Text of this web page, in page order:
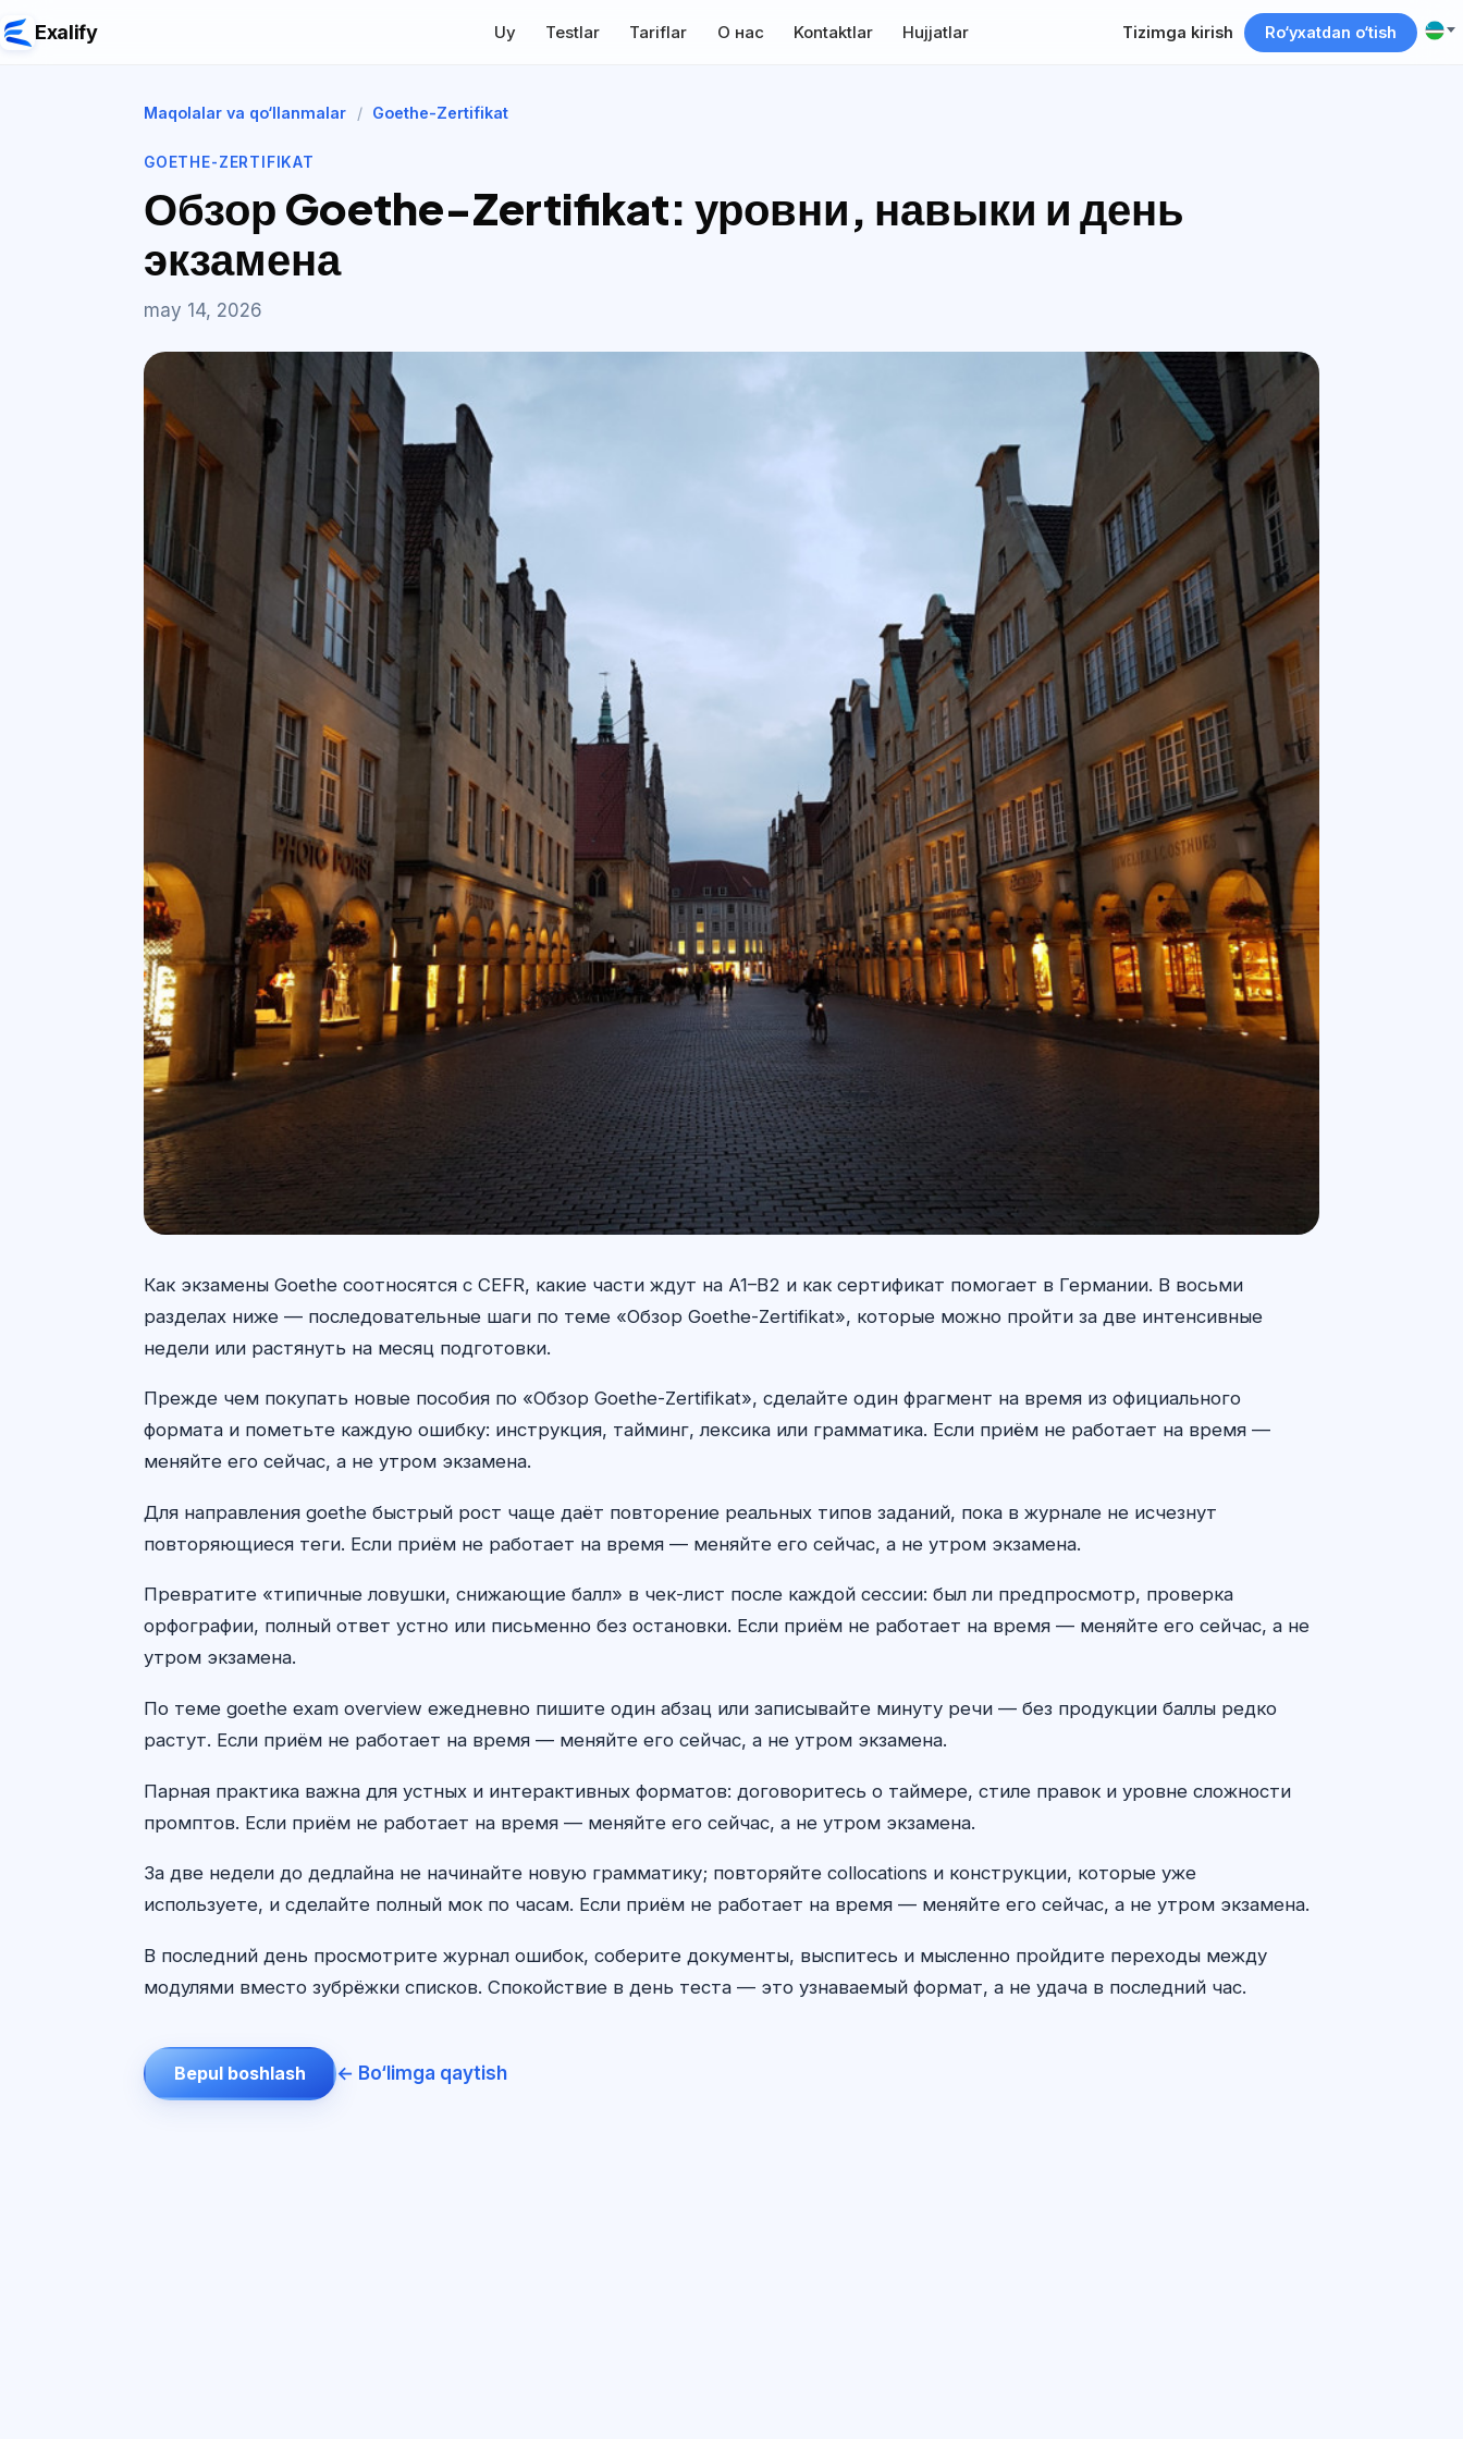
Exalify Uy Testlar Tariflar О нас Kontaktlar Hujjatlar Tizimga kirish Ro‘yxatdan o‘tish
Maqolalar va qo‘llanmalar / Goethe-Zertifikat
GOETHE-ZERTIFIKAT
Обзор Goethe-Zertifikat: уровни, навыки и день
экзамена
may 14, 2026
Как экзамены Goethe соотносятся с CEFR, какие части ждут на A1–B2 и как сертификат помогает в Германии. В восьми
разделах ниже — последовательные шаги по теме «Обзор Goethe-Zertifikat», которые можно пройти за две интенсивные
недели или растянуть на месяц подготовки.
Прежде чем покупать новые пособия по «Обзор Goethe-Zertifikat», сделайте один фрагмент на время из официального
формата и пометьте каждую ошибку: инструкция, тайминг, лексика или грамматика. Если приём не работает на время —
меняйте его сейчас, а не утром экзамена.
Для направления goethe быстрый рост чаще даёт повторение реальных типов заданий, пока в журнале не исчезнут
повторяющиеся теги. Если приём не работает на время — меняйте его сейчас, а не утром экзамена.
Превратите «типичные ловушки, снижающие балл» в чек-лист после каждой сессии: был ли предпросмотр, проверка
орфографии, полный ответ устно или письменно без остановки. Если приём не работает на время — меняйте его сейчас, а не
утром экзамена.
По теме goethe exam overview ежедневно пишите один абзац или записывайте минуту речи — без продукции баллы редко
растут. Если приём не работает на время — меняйте его сейчас, а не утром экзамена.
Парная практика важна для устных и интерактивных форматов: договоритесь о таймере, стиле правок и уровне сложности
промптов. Если приём не работает на время — меняйте его сейчас, а не утром экзамена.
За две недели до дедлайна не начинайте новую грамматику; повторяйте collocations и конструкции, которые уже
используете, и сделайте полный мок по часам. Если приём не работает на время — меняйте его сейчас, а не утром экзамена.
В последний день просмотрите журнал ошибок, соберите документы, выспитесь и мысленно пройдите переходы между
модулями вместо зубрёжки списков. Спокойствие в день теста — это узнаваемый формат, а не удача в последний час.
Bepul boshlash ← Bo‘limga qaytish